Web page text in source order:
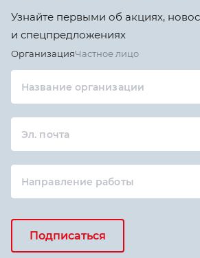
Узнайте первыми об акциях,
и спецпредложениях
ОрганизацияЧастное лицо
Название организации
Эл. почта
Направление работы
Подписаться